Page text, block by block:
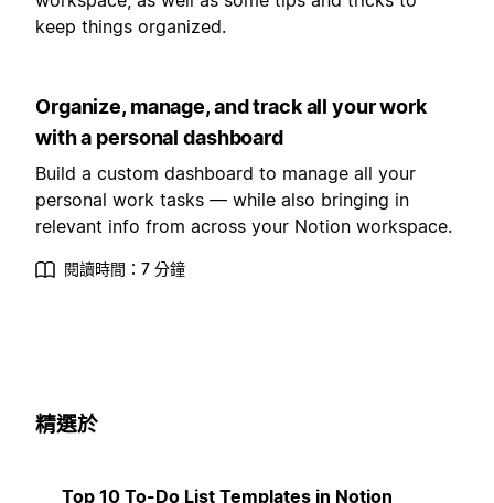
keep things organized.
Organize, manage, and track all your work
with a personal dashboard
Build a custom dashboard to manage all your
personal work tasks — while also bringing in
relevant info from across your Notion workspace.
閱讀時間：7 分鐘
精選於
Top 10 To-Do List Templates in Notion